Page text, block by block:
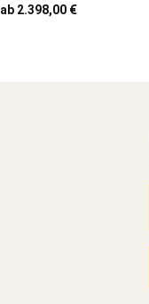
ab 2.398,00 €